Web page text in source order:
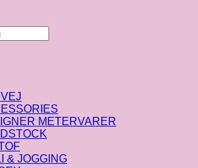
METERVARER
& JOGGING